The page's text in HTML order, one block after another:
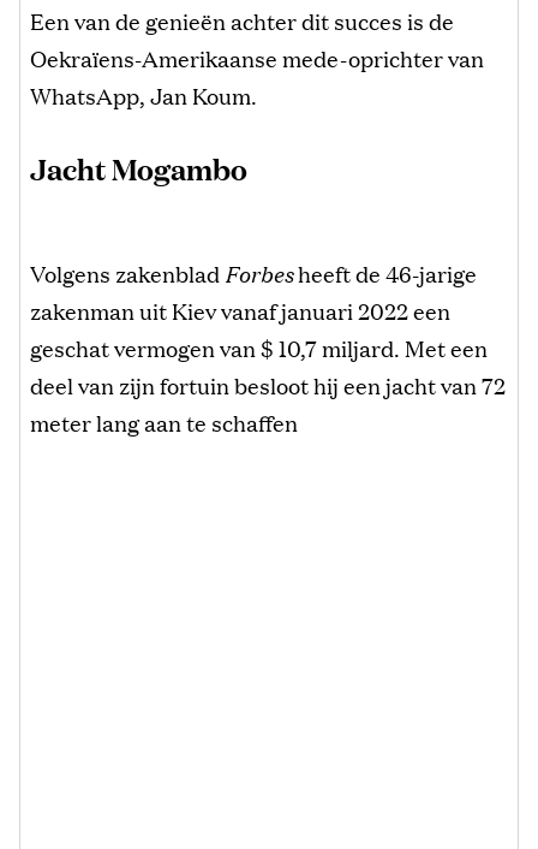
Een van de genieën achter dit succes is de
Oekraïens-Amerikaanse mede-oprichter van
WhatsApp, Jan Koum.
Jacht Mogambo
Volgens zakenblad Forbesheeft de 46-jarige
zakenman uit Kiev vanaf januari 2022 een
geschat vermogen van $ 10,7 miljard. Met een
deel van zijn fortuin besloot hij een jacht van 72
meter lang aan te schaffen